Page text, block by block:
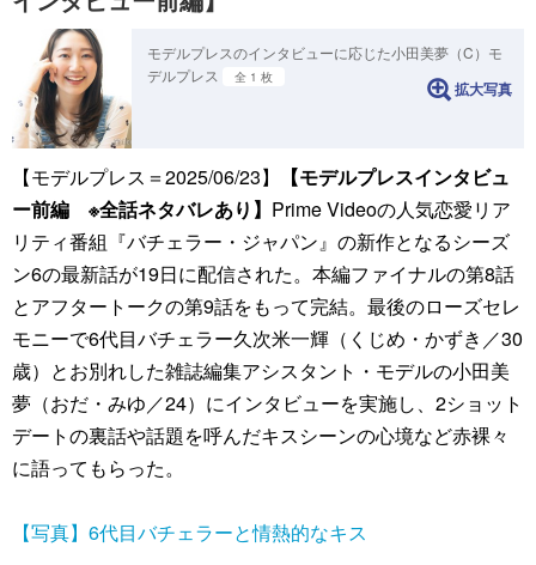
モデルプレスのインタビューに応じた小田美夢（C）モ
デルプレス
全 1 枚
拡大写真
【モデルプレス＝2025/06/23】
【モデルプレスインタビュ
ー前編 ※全話ネタバレあり】 Prime Videoの人気恋愛リア
リティ番組『バチェラー・ジャパン』の新作となるシーズ
ン6の最新話が19日に配信された。本編ファイナルの第8話
とアフタートークの第9話をもって完結。最後のローズセレ
モニーで6代目バチェラー久次米一輝（くじめ・かずき／30
歳）とお別れした雑誌編集アシスタント・モデルの小田美
夢（おだ・みゆ／24）にインタビューを実施し、2ショット
デートの裏話や話題を呼んだキスシーンの心境など赤裸々
に語ってもらった。
【写真】6代目バチェラーと情熱的なキス